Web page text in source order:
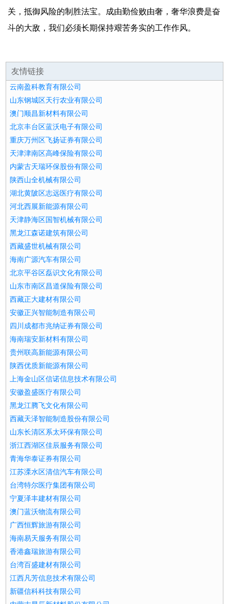
关，抵御风险的制胜法宝。成由勤俭败由奢，奢华浪费是奋
斗的大敌，我们必须长期保持艰苦务实的工作作风。
友情链接
云南盈科教育有限公司
山东钢城区天行农业有限公司
澳门顺昌新材料有限公司
北京丰台区蓝沃电子有限公司
重庆万州区飞扬证券有限公司
天津津南区高峰保险有限公司
内蒙古天瑞环保股份有限公司
陕西山全机械有限公司
湖北黄陂区志远医疗有限公司
河北西展新能源有限公司
天津静海区国智机械有限公司
黑龙江森诺建筑有限公司
西藏盛世机械有限公司
海南广源汽车有限公司
北京平谷区磊识文化有限公司
山东市南区昌道保险有限公司
西藏正大建材有限公司
安徽正兴智能制造有限公司
四川成都市兆纳证券有限公司
海南瑞安新材料有限公司
贵州联高新能源有限公司
陕西优质新能源有限公司
上海金山区信诺信息技术有限公司
安徽盈盛医疗有限公司
黑龙江腾飞文化有限公司
西藏天泽智能制造股份有限公司
山东长清区系太环保有限公司
浙江西湖区佳辰服务有限公司
青海华泰证券有限公司
江苏溧水区清信汽车有限公司
台湾特尔医疗集团有限公司
宁夏泽丰建材有限公司
澳门蓝沃物流有限公司
广西恒辉旅游有限公司
海南易天服务有限公司
香港鑫瑞旅游有限公司
台湾百盛建材有限公司
江西凡芳信息技术有限公司
新疆信科科技有限公司